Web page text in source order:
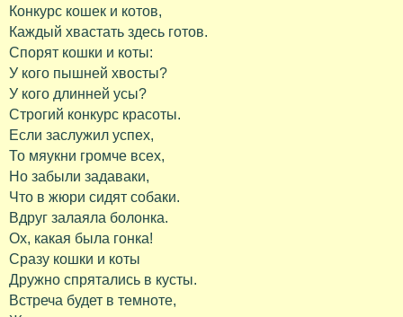
Конкурс кошек и котов,
Каждый хвастать здесь готов.
Спорят кошки и коты:
У кого пышней хвосты?
У кого длинней усы?
Строгий конкурс красоты.
Если заслужил успех,
То мяукни громче всех,
Но забыли задаваки,
Что в жюри сидят собаки.
Вдруг залаяла болонка.
Ох, какая была гонка!
Сразу кошки и коты
Дружно спрятались в кусты.
Встреча будет в темноте,